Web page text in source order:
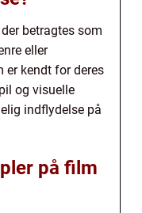
betragtes som
eller
er kendt for deres
og visuelle
indflydelse på
på film